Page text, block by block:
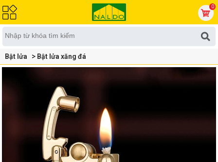
0
Bật lửa Bật lửa xăng đá